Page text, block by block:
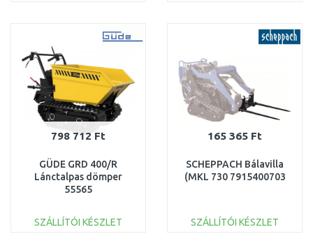
Összehasonlítás Összehasonlítás
798 712 Ft
GÜDE GRD 400/R
Lánctalpas dömper
55565
SZÁLLÍTÓI KÉSZLET
165 365 Ft
SCHEPPACH Bálavilla
(MKL 730 7915400703
SZÁLLÍTÓI KÉSZLET